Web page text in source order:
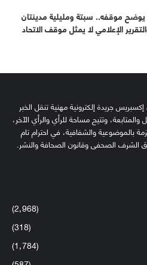
يوضح موقفه.. سبتة ومليلية مدينتان
الإعلامي لا يمثل موقف الاتحاد
إكسبريس جريدة إلكترونية مهنية تنقل الخبر
والمتابعة، وتتيح مساحة للرأي والرأي الآخر،
بالموضوعية والشفافية، في احترام تام
الشرف الصحفي وقانون الصحافة والنشر.
(2٬968)
(318)
(1٬784)